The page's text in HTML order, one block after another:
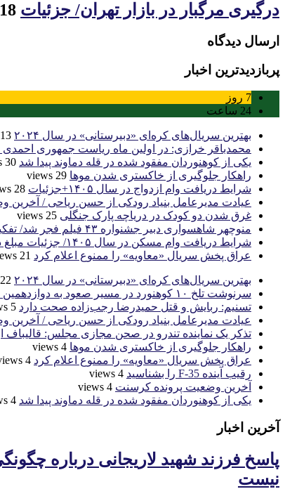
درگیری مرگبار در بازار تهران/ جزئیات
ارسال دیدگاه
پربازدیدترین اخبار
7 روز
24 ساعت
بهترین سریال‌های کره‌ای «دبیرستانی» در سال ۲۰۲۴
views
محمدباقر خرازی: در اولین ماه ریاست جمهوری احمدی
یکی از کوهنوردان مفقود شده در قله دماوند پیدا شد 30 views
راهکار جلوگیری از خاکستری شدن موها 29 views
شرایط دریافت وام ازدواج در سال ۱۴۰۵+جزئیات
28 views
عیادت مدیرعامل بنیاد رودکی از حسن ریاحی /
غرق شدن دو کودک در دریاچه پارک جنگلی 25 views
منوچهر شاهسواری دبیر جشنواره ۴۳ فیلم فجر شد/ تفکیک بخش ملی از بین‌الملل
شرایط دریافت وام مسکن در سال ۱۴۰۵/ جزئیات مبلغ دریافتی و مدارک موردنیاز
عراق پخش سریال «معاویه» را ممنوع اعلام کرد 21 views
بهترین سریال‌های کره‌ای «دبیرستانی» در سال ۲۰۲۴
22 views
سرنوشت تلخ ۱۰ کوهنورد در مسیر صعود به دوازدهمین قله مرتفع جهان
تسنیم: ربایش و قتل حمیدرضا رجب‌زاده صحت دارد 5 views
عیادت مدیرعامل بنیاد رودکی از حسن ریاحی /
تذکر یک نماینده تندرو در صحن مجازی مجلس:
راهکار جلوگیری از خاکستری شدن موها 4 views
عراق پخش سریال «معاویه» را ممنوع اعلام کرد 4 views
رقیب آینده F-35 را بشناسید
4 views
آخرین وضعیت پرونده کرسنت 4 views
یکی از کوهنوردان مفقود شده در قله دماوند پیدا شد 4 views
آخرین اخبار
پاسخ فرزند شهید لاریجانی درباره
نیست